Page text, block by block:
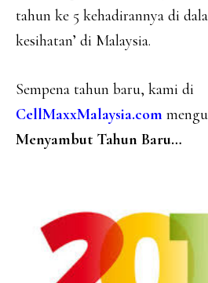
tahun ke 5 kehadirannya di
kesihatan’ di Malaysia.
Sempena tahun baru, kami di
CellMaxxMalaysia.com
Menyambut Tahun Baru…